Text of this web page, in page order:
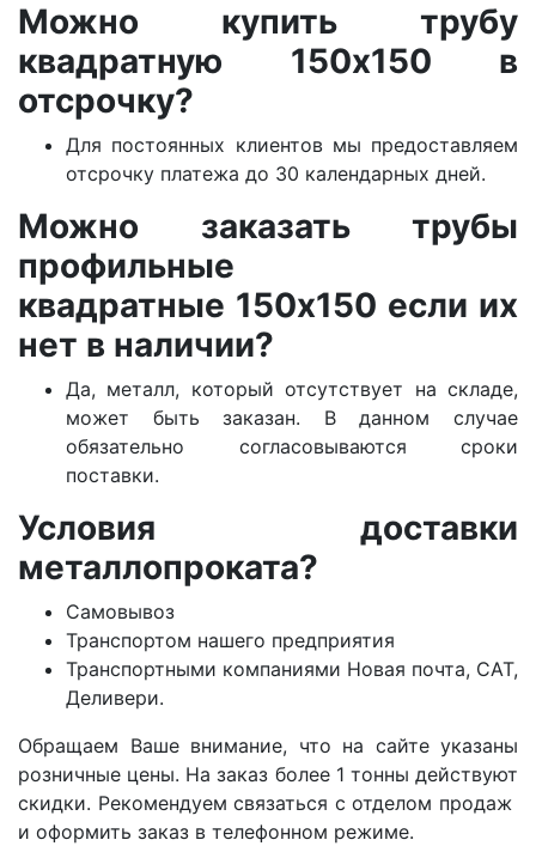
Можно купить трубу
квадратную 150х150 в
отсрочку?
Для постоянных клиентов мы предоставляем
отсрочку платежа до 30 календарных дней.
Можно заказать трубы
профильные
квадратные 150х150 если их
нет в наличии?
Да, металл, который отсутствует на складе,
может быть заказан. В данном случае
обязательно согласовываются сроки
поставки.
Условия доставки
металлопроката?
Самовывоз
Транспортом нашего предприятия
Транспортными компаниями Новая почта, САТ,
Деливери.
Обращаем Ваше внимание, что на сайте указаны
розничные цены. На заказ более 1 тонны действуют
скидки. Рекомендуем связаться с отделом продаж
и оформить заказ в телефонном режиме.